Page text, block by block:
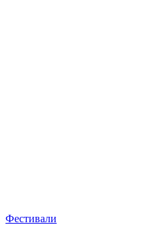
Фестивали